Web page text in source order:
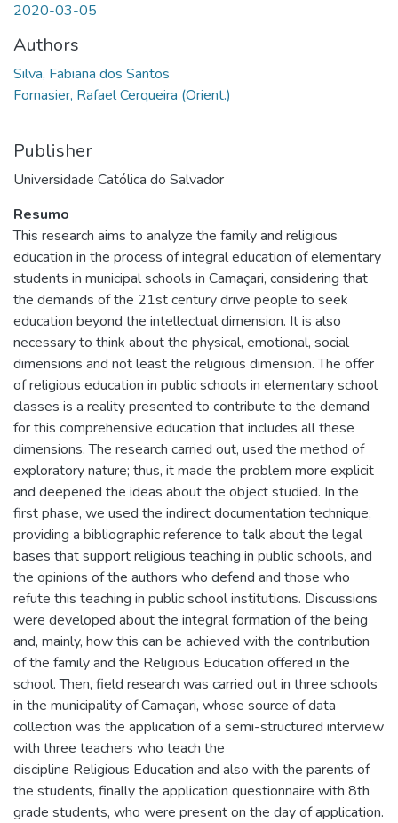
2020-03-05
Authors
Silva, Fabiana dos Santos
Fornasier, Rafael Cerqueira (Orient.)
Publisher
Universidade Católica do Salvador
Resumo
This research aims to analyze the family and religious
education in the process of integral education of elementary
students in municipal schools in Camaçari, considering that
the demands of the 21st century drive people to seek
education beyond the intellectual dimension. It is also
necessary to think about the physical, emotional, social
dimensions and not least the religious dimension. The offer
of religious education in public schools in elementary school
classes is a reality presented to contribute to the demand
for this comprehensive education that includes all these
dimensions. The research carried out, used the method of
exploratory nature; thus, it made the problem more explicit
and deepened the ideas about the object studied. In the
first phase, we used the indirect documentation technique,
providing a bibliographic reference to talk about the legal
bases that support religious teaching in public schools, and
the opinions of the authors who defend and those who
refute this teaching in public school institutions. Discussions
were developed about the integral formation of the being
and, mainly, how this can be achieved with the contribution
of the family and the Religious Education offered in the
school. Then, field research was carried out in three schools
in the municipality of Camaçari, whose source of data
collection was the application of a semi-structured interview
with three teachers who teach the
discipline Religious Education and also with the parents of
the students, finally the application questionnaire with 8th
grade students, who were present on the day of application.